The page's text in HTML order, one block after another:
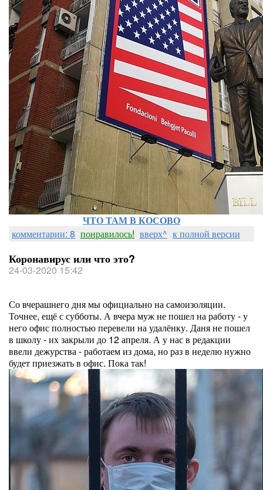
ЧТО ТАМ В КОСОВО
комментарии: 8 понравилось! вверх^ к полной версии
Коронавирус или что это?
24-03-2020 15:42
Со вчерашнего дня мы официально на самоизоляции.
Точнее, ещё с субботы. А вчера муж не пошел на работу - у
него офис полностью перевели на удалёнку. Даня не пошел
в школу - их закрыли до 12 апреля. А у нас в редакции
ввели дежурства - работаем из дома, но раз в неделю нужно
будет приезжать в офис. Пока так!